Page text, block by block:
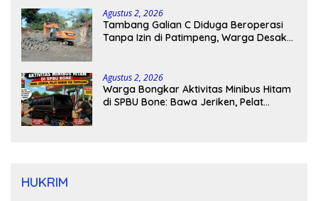
Agustus 2, 2026
Tambang Galian C Diduga Beroperasi
Tanpa Izin di Patimpeng, Warga Desak
Agustus 2, 2026
Warga Bongkar Aktivitas Minibus Hitam
di SPBU Bone: Bawa Jeriken, Pelat
HUKRIM